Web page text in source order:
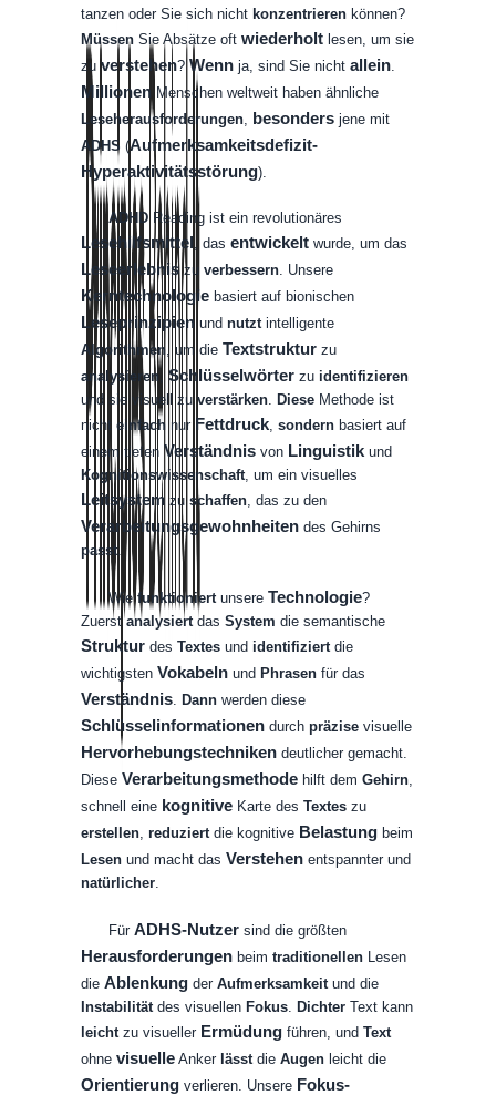
tanzen oder Sie sich nicht konzentrieren können?
Müssen Sie Absätze oft wiederholt lesen, um sie
zu verstehen? Wenn ja, sind Sie nicht allein.
Millionen Menschen weltweit haben ähnliche
Leseherausforderungen, besonders jene mit
ADHS (Aufmerksamkeitsdefizit-
Hyperaktivitätsstörung).
ADHD Reading ist ein revolutionäres
Lesehilfsmittel, das entwickelt wurde, um das
Leseerlebnis zu verbessern. Unsere
Kerntechnologie basiert auf bionischen
Leseprinzipien und nutzt intelligente
Algorithmen , um die Textstruktur zu
analysieren
Schlüsselwörter zu identifizieren
und sie visuell zu verstärken. Diese Methode ist
nicht einfach nur Fettdruck, sondern basiert auf
einem tiefen Verständnis von Linguistik und
Kognitionswissenschaft, um ein visuelles
Leitsystem zu schaffen, das zu den
Verarbeitungsgewohnheiten des Gehirns
passt.
Wie funktioniert unsere Technologie?
Zuerst analysiert das System die semantische
Struktur des Textes und identifiziert die
wichtigsten Vokabeln und Phrasen für das
Verständnis. Dann werden diese
Schlüsselinformationen durch präzise visuelle
Hervorhebungstechniken deutlicher gemacht.
Diese Verarbeitungsmethode hilft dem Gehirn,
schnell
eine kognitive Karte des Textes zu
erstellen, reduziert die kognitive Belastung beim
Lesen und macht das Verstehen entspannter und
natürlicher.
Für ADHS-Nutzer sind die größten
Herausforderungen beim traditionellen Lesen
die Ablenkung der Aufmerksamkeit und die
Instabilität des visuellen Fokus. Dichter Text kann
leicht zu visueller Ermüdung führen, und Text
ohne visuelle Anker lässt die Augen leicht die
Orientierung verlieren. Unsere Fokus-